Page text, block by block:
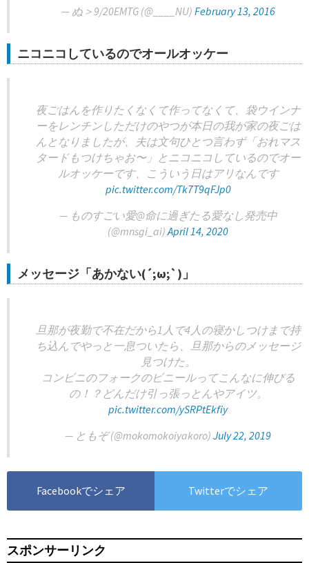
— ぬ＞9/20EMTG (@____NU) February 13, 2016
ニコニコしているのでオールオッケー
夜ごはんを作りたくなくて作ってなくて、袋ウインナ
ーをレンチンしただけのやつが本日の我が家の夜ごは
んとなりましたが、夫は文句ひとつ言わず「おれマス
タードもつけちゃお〜」とニコニコしているのでオー
ルオッケーです、こういう日はアリなんです
pic.twitter.com/Tk7T9qFJp0
— ものすごい愛@命に過ぎたる愛なし発売中
(@mnsgi_ai)April 14, 2020
メッセージ「あかない(´;ω;`)」
旦那が夜勤で不在だから1人で4人の寝かしつけまで持
ち込んでやっと一息ついたら、旦那からのメッセージ
見つけた。
コンビニのフォークのビニールってこんなに伸びる
の！？どんだけ引っ張っとんやアイツ。
pic.twitter.com/ySRPtEkfiy
— ともぞ (@mokomokoiyakoro) July 22, 2019
Facebookでシェア Twitterでシェア
スポンサーリンク